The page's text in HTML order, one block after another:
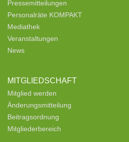
Pressemitteilungen
Personalräte KOMPAKT
Mediathek
Veranstaltungen
News
MITGLIEDSCHAFT
Mitglied werden
Änderungsmitteilung
Beitragsordnung
Mitgliederbereich